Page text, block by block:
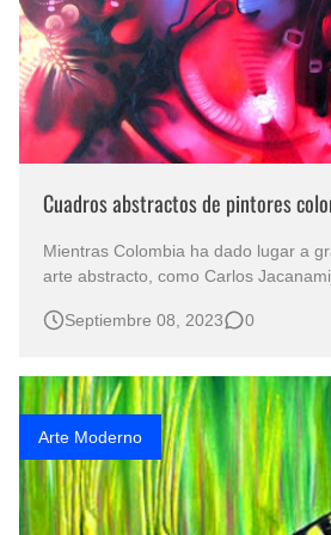
Cuadros abstractos de pintores
Mientras Colombia ha dado lugar a
arte abstracto, como Carlos
Este último artista se destaca por su singular perspectiva
Abstracta del pintor co…
Septiembre 08, 2023 0
Arte Moderno